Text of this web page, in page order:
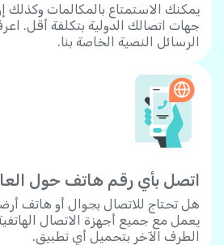
يمكنك الاستمتاع بالمكالمات وكذلك
جهات اتصالك الدولية بتكلفة أقل.
الرسائل النصية الخاصة بنا.
اتصل بأي رقم هاتف حول
يعمل مع جميع أجهزة الاتصال
الطرف الآخر بتحميل أي تطبيق.